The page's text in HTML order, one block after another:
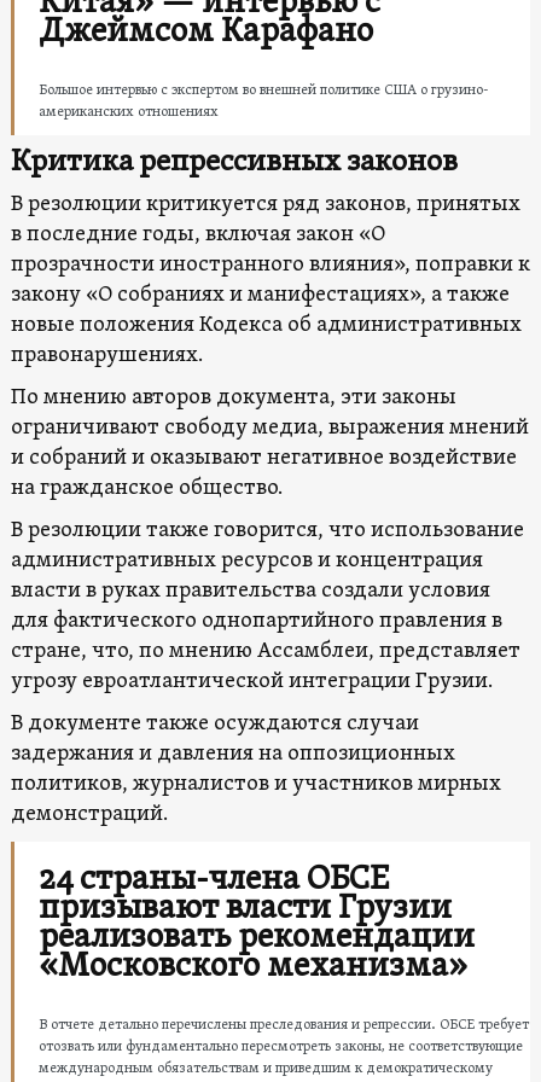
Джеймсом Карафано
Большое интервью с экспертом во внешней политике США о грузино-
американских отношениях
Критика репрессивных законов
В резолюции критикуется ряд законов, принятых
в последние годы, включая закон «О
прозрачности иностранного влияния», поправки к
закону «О собраниях и манифестациях», а также
новые положения Кодекса об административных
правонарушениях.
По мнению авторов документа, эти законы
ограничивают свободу медиа, выражения мнений
и собраний и оказывают негативное воздействие
на гражданское общество.
В резолюции также говорится, что использование
административных ресурсов и концентрация
власти в руках правительства создали условия
для фактического однопартийного правления в
стране, что, по мнению Ассамблеи, представляет
угрозу евроатлантической интеграции Грузии.
В документе также осуждаются случаи
задержания и давления на оппозиционных
политиков, журналистов и участников мирных
демонстраций.
24 страны-члена ОБСЕ
призывают власти Грузии
реализовать рекомендации
«Московского механизма»
В отчете детально перечислены преследования и репрессии. ОБСЕ требует
отозвать или фундаментально пересмотреть законы, не соответствующие
международным обязательствам и приведшим к демократическому